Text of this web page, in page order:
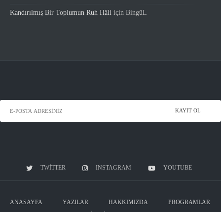
Kandırılmış Bir Toplumun Ruh Hâli için BingüL
TWITTER INSTAGRAM YOUTUBE
ANASAYFA YAZILAR HAKKIMIZDA
PROGRAMLAR